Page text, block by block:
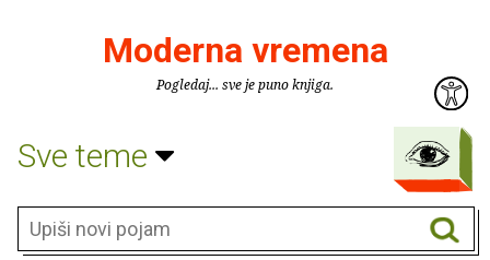
Moderna vremena
Pogledaj... sve je puno knjiga.
Sve teme